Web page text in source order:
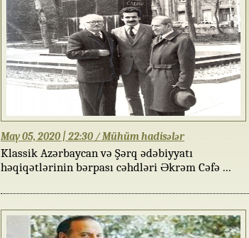
May 05, 2020 | 22:30 / Mühüm hadisələr
Klassik Azərbaycan və Şərq ədəbiyyatı
həqiqətlərinin bərpası cəhdləri Əkrəm Cəfə ...